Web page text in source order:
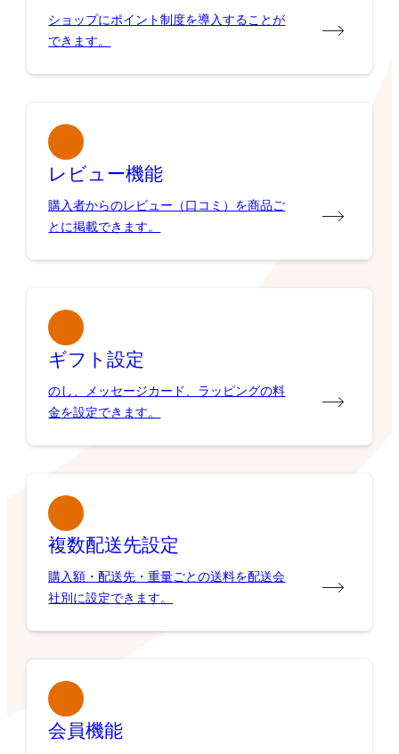
ショップにポイント制度を導入することが
できます。
レビュー機能
購入者からのレビュー（口コミ）を商品ご
とに掲載できます。
ギフト設定
のし、メッセージカード、ラッピングの料
金を設定できます。
複数配送先設定
購入額・配送先・重量ごとの送料を配送会
社別に設定できます。
会員機能